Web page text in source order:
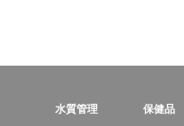
水質管理 保健品